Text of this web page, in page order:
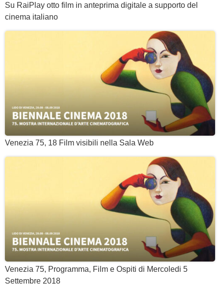
Su RaiPlay otto film in anteprima digitale a supporto del
cinema italiano
Venezia 75, 18 Film visibili nella Sala Web
Venezia 75, Programma, Film e Ospiti di Mercoledi 5
Settembre 2018